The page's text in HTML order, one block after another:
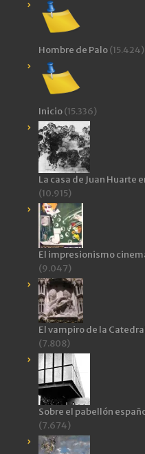
Hombre de Palo(15.424)
Inicio(15.336)
La casa de Juan Huarte
(10.915)
El impresionismo
(9.047)
El vampiro de la
(7.808)
Sobre el pabellón
(7.674)